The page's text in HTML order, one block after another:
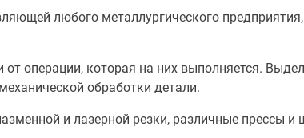
любого металлургического предприятия,
операции, которая на них выполняется.
обработки детали.
и лазерной резки, различные прессы